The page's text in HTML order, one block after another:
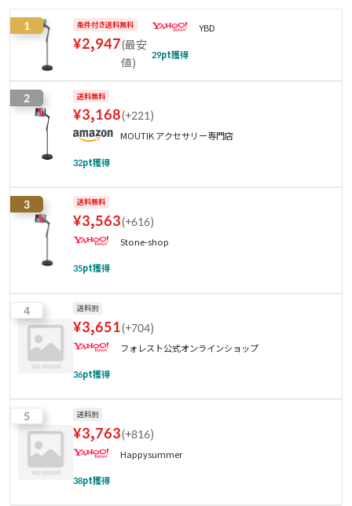
1 条件付き送料無料
¥2,947(最安
値)
YBD
29pt獲得
2 送料無料
¥3,168(+221)
MOUTIK アクセサリー専門店
32pt獲得
3 送料無料
¥3,563(+616)
Stone-shop
35pt獲得
4 送料別
¥3,651(+704)
フォレスト公式オンラインショップ
36pt獲得
5 送料別
¥3,763(+816)
Happysummer
38pt獲得